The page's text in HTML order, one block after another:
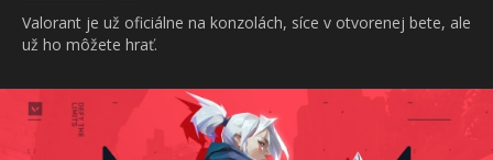
Valorant je už oficiálne na konzolách, síce v otvorenej bete, ale
už ho môžete hrať.